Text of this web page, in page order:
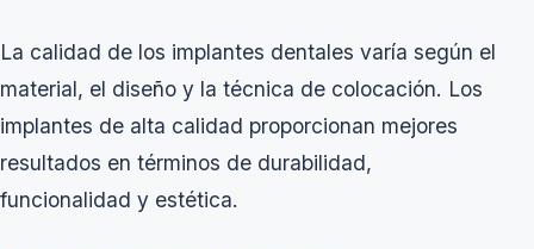
La calidad de los implantes dentales varía según el
material, el diseño y la técnica de colocación. Los
implantes de alta calidad proporcionan mejores
resultados en términos de durabilidad,
funcionalidad y estética.